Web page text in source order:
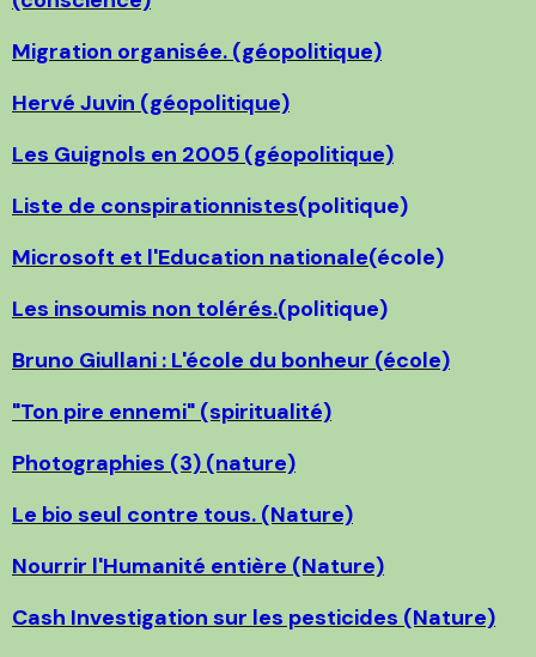
Migration organisée. (géopolitique)
Hervé Juvin (géopolitique)
Les Guignols en 2005 (géopolitique)
Liste de conspirationnistes(politique)
Microsoft et l'Education nationale(école)
Les insoumis non tolérés.(politique)
Bruno Giullani : L'école du bonheur (école)
"Ton pire ennemi" (spiritualité)
Photographies (3) (nature)
Le bio seul contre tous. (Nature)
Nourrir l'Humanité entière (Nature)
Cash Investigation sur les pesticides (Nature)